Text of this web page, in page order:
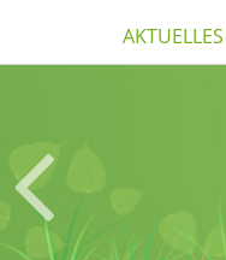
AKTUELLES